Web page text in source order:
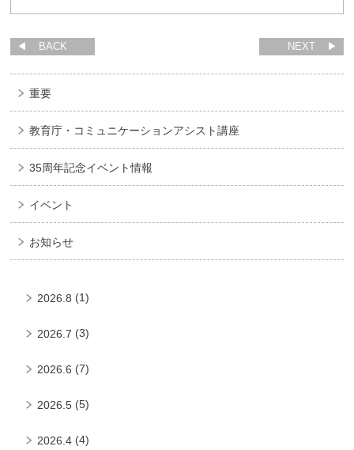
BACK NEXT
重要
教育庁・コミュニケーションアシスト講座
35周年記念イベント情報
イベント
お知らせ
2026.8 (1)
2026.7 (3)
2026.6 (7)
2026.5 (5)
2026.4 (4)